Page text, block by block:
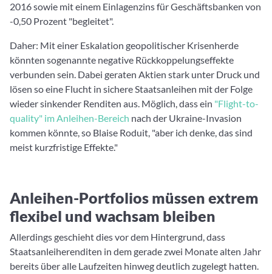
2016 sowie mit einem Einlagenzins für Geschäftsbanken von
-0,50 Prozent "begleitet".
Daher: Mit einer Eskalation geopolitischer Krisenherde
könnten sogenannte negative Rückkoppelungseffekte
verbunden sein. Dabei geraten Aktien stark unter Druck und
lösen so eine Flucht in sichere Staatsanleihen mit der Folge
wieder sinkender Renditen aus. Möglich, dass ein "Flight-to-
quality" im Anleihen-Bereich nach der Ukraine-Invasion
kommen könnte, so Blaise Roduit, "aber ich denke, das sind
meist kurzfristige Effekte."
Anleihen-Portfolios müssen extrem
flexibel und wachsam bleiben
Allerdings geschieht dies vor dem Hintergrund, dass
Staatsanleiherenditen in dem gerade zwei Monate alten Jahr
bereits über alle Laufzeiten hinweg deutlich zugelegt hatten.